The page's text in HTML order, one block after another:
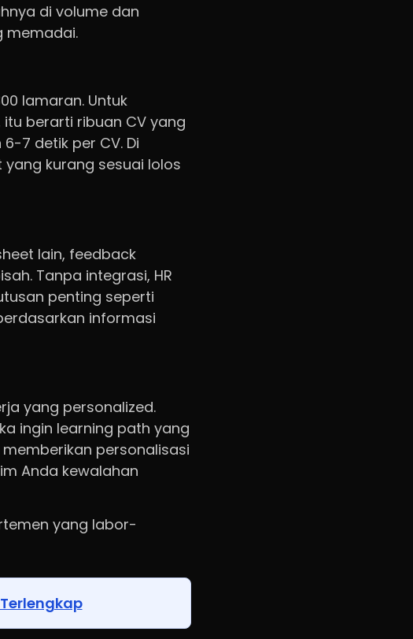
di volume dan
memadai.
lamaran. Untuk
berarti ribuan CV yang
7 detik per CV. Di
kurang sesuai lolos
lain, feedback
Tanpa integrasi, HR
penting seperti
informasi
yang personalized.
ingin learning path yang
personalisasi
Anda kewalahan
yang labor-